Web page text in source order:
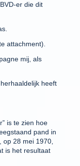
er die dit
attachment).
mij, als
heeft
is te zien hoe
pand in
28 mei 1970,
is het resultaat